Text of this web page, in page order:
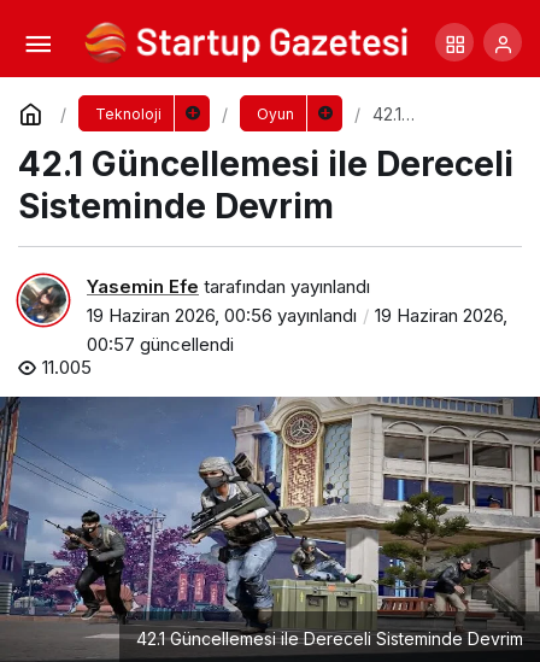
Teknoloji Oyun
42.1
Dereceli
Sisteminde
42.1 Güncellemesi ile Dereceli
Sisteminde Devrim
Yasemin Efe tarafından yayınlandı
19 Haziran 2026, 00:56 yayınlandı
19 Haziran 2026,
00:57 güncellendi
11.005
42.1 Güncellemesi ile Dereceli Sisteminde Devrim
Kısa Ama Etkisi Büyük 10 Oyun Önerisi
Yorum Yap Paylaş